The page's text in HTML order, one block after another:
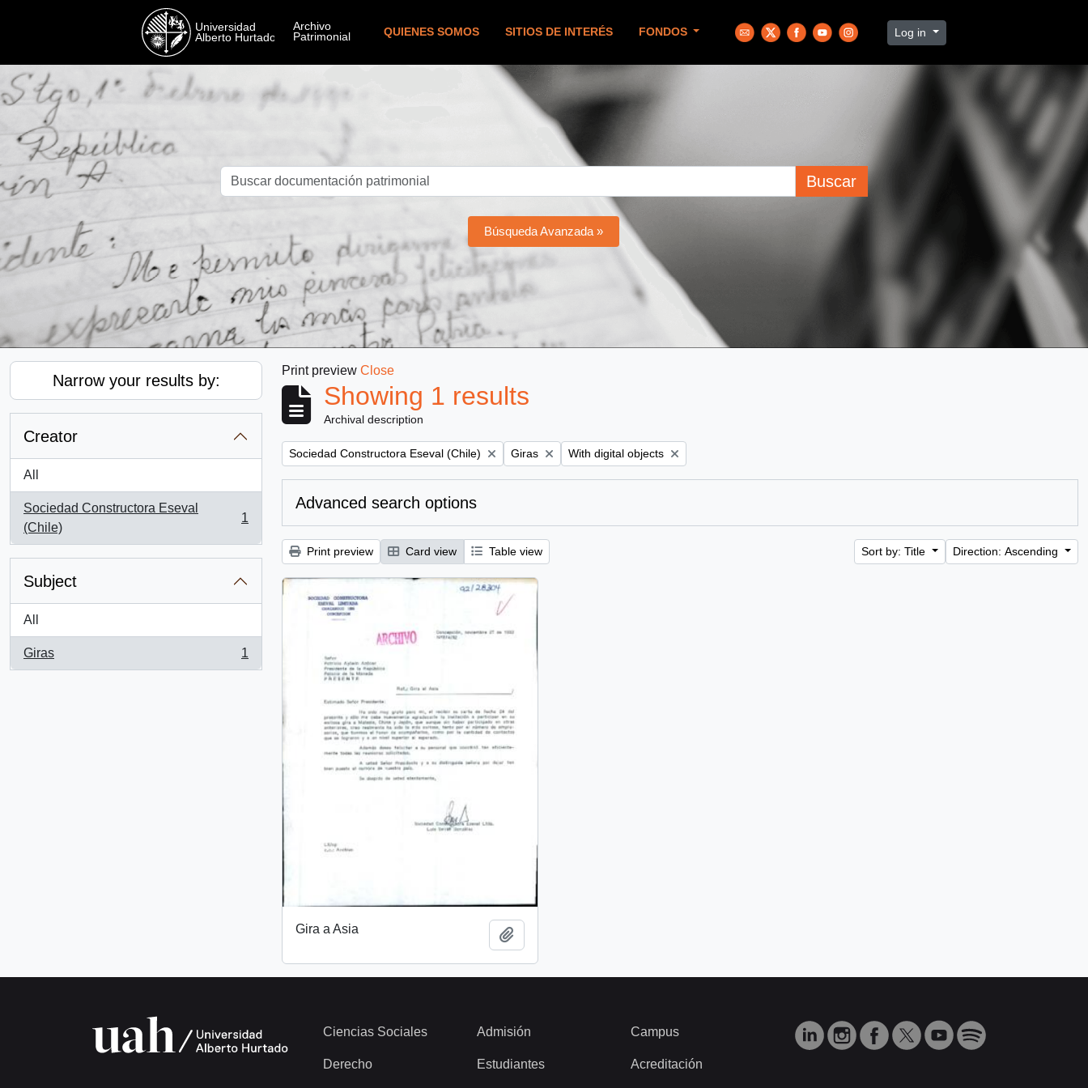
QUIENES SOMOS SITIOS DE INTERÉS FONDOS Log in
Buscar
Búsqueda Avanzada »
Narrow your results by:
Creator
All
Sociedad Constructora Eseval
(Chile)
, 1 results
1
Subject
All
Giras
, 1 results
1
Print preview Close
Showing 1 results
Archival description
Remove filter:
Sociedad Constructora Eseval (Chile) Remove filter:
Giras Remove filter:
With digital objects
Advanced search options
Print preview Card view Table view Sort by: Title Direction: Ascending
Gira a Asia
Ciencias Sociales
Derecho
Admisión
Estudiantes
Campus
Acreditación